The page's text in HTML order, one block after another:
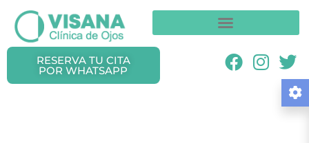
RESERVA TU CITA
POR WHATSAPP